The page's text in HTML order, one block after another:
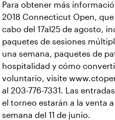
Para obtener más
2018 Connecticut Open, que
cabo del 17al25 de agosto,
paquetes de sesiones
una semana, paquetes de
hospitalidad y cómo
voluntario, visite
al 203-776-7331. Las
el torneo estarán a la venta
semana del 11 de junio.